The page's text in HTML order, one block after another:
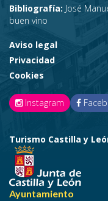
Bibliografía: José
buen vino
Aviso legal
Privacidad
Cookies
Instagram
Turismo Castilla y
Ayuntamiento